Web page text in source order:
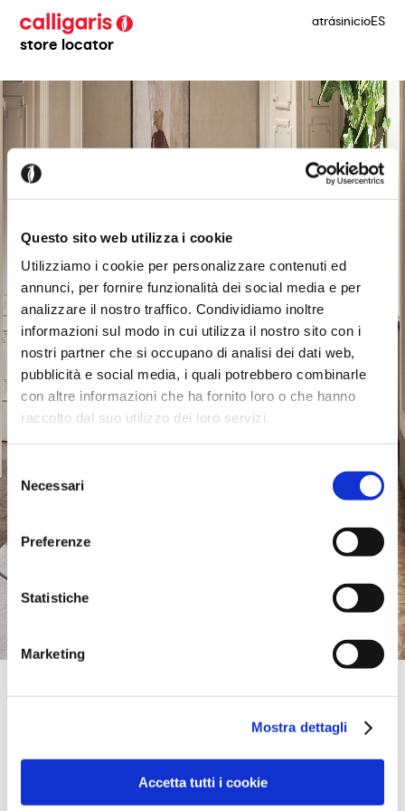
Questo sito web utilizza i cookie
Utilizziamo i cookie per personalizzare contenuti ed
annunci, per fornire funzionalità dei social media e per
analizzare il nostro traffico. Condividiamo inoltre
informazioni sul modo in cui utilizza il nostro sito con i
nostri partner che si occupano di analisi dei dati web,
pubblicità e social media, i quali potrebbero combinarle
con altre informazioni che ha fornito loro o che hanno
raccolto dal suo utilizzo dei loro servizi.
del
consenso
Necessari
Preferenze
Statistiche
Marketing
Mostra dettagli
Accetta tutti i cookie
store locator
atrásinicioES
PRACETA JOSE' EPIFANIO DE ABREU N.4,
+351 214 411 110
atendimento@quartosala.com